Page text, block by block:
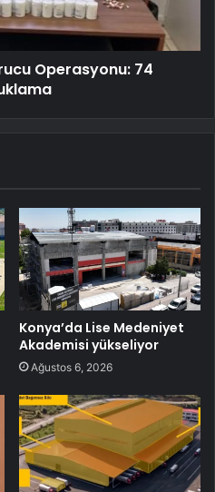
Operasyonu: 74
Konya’da Lise Medeniyet
Akademisi yükseliyor
Ağustos 6, 2026